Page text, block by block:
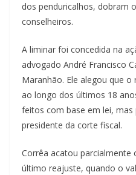
dos penduricalhos, dobram
conselheiros.
A liminar foi concedida na
advogado André Francisco
Maranhão. Ele alegou que
ao longo dos últimos 18
feitos com base em lei,
presidente da corte fiscal.
Corrêa acatou parcialmente
último reajuste, quando o